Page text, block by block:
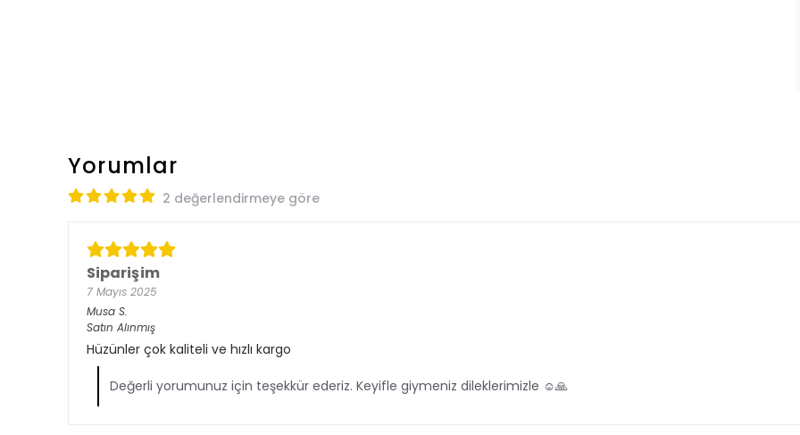
Yorumlar
2 değerlendirmeye göre
Siparişim
7 Mayıs 2025
Musa S.
Satın Alınmış
Hüzünler çok kaliteli ve hızlı kargo
Değerli yorumunuz için teşekkür ederiz. Keyifle giymeniz dileklerimizle ☺️🙏